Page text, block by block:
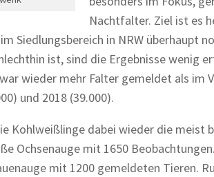
Nachtfalter. Ziel ist es
Siedlungsbereich in NRW überhaupt
ist, sind die Ergebnisse wenig
wieder mehr Falter gemeldet als im
und 2018 (39.000).
Kohlweißlinge dabei wieder die
Ochsenauge mit 1650
mit 1200 gemeldeten Tieren.